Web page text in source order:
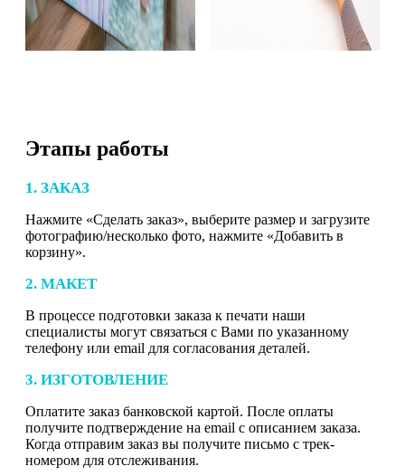
Этапы работы
1. ЗАКАЗ
Нажмите «Сделать заказ», выберите размер и загрузите
фотографию/несколько фото, нажмите «Добавить в
корзину».
2. МАКЕТ
В процессе подготовки заказа к печати наши
специалисты могут связаться с Вами по указанному
телефону или email для согласования деталей.
3. ИЗГОТОВЛЕНИЕ
Оплатите заказ банковской картой. После оплаты
получите подтверждение на email с описанием заказа.
Когда отправим заказ вы получите письмо с трек-
номером для отслеживания.